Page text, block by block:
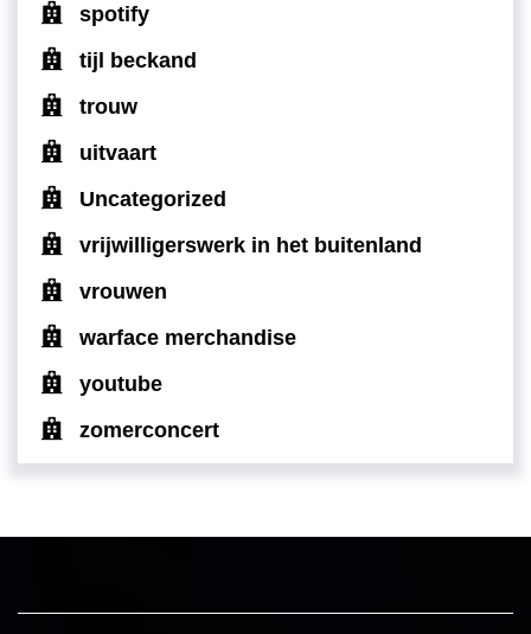
spotify
tijl beckand
trouw
uitvaart
Uncategorized
vrijwilligerswerk in het buitenland
vrouwen
warface merchandise
youtube
zomerconcert